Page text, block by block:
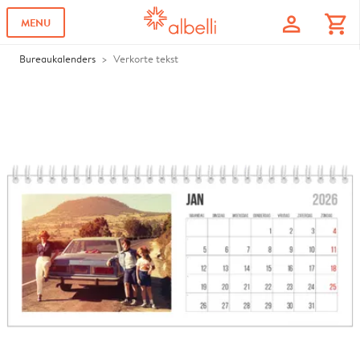
MENU profile shopping_cart
Bureaukalenders Verkorte tekst